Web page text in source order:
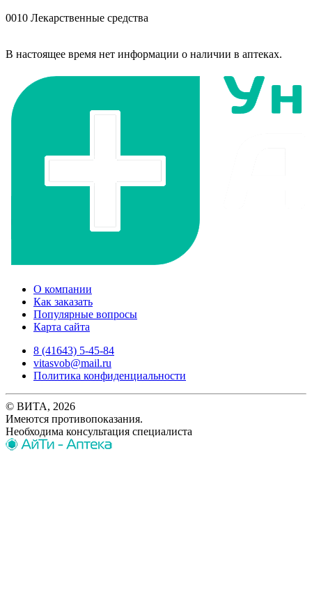
0010 Лекарственные средства
В настоящее время нет информации о наличии в аптеках.
О компании
Как заказать
Популярные вопросы
Карта сайта
8 (41643) 5-45-84
vitasvob@mail.ru
Политика конфиденциальности
© ВИТА, 2026
Имеются противопоказания.
Необходима консультация специалиста